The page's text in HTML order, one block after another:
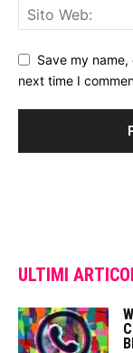
Save my
next time I
ULTIMI